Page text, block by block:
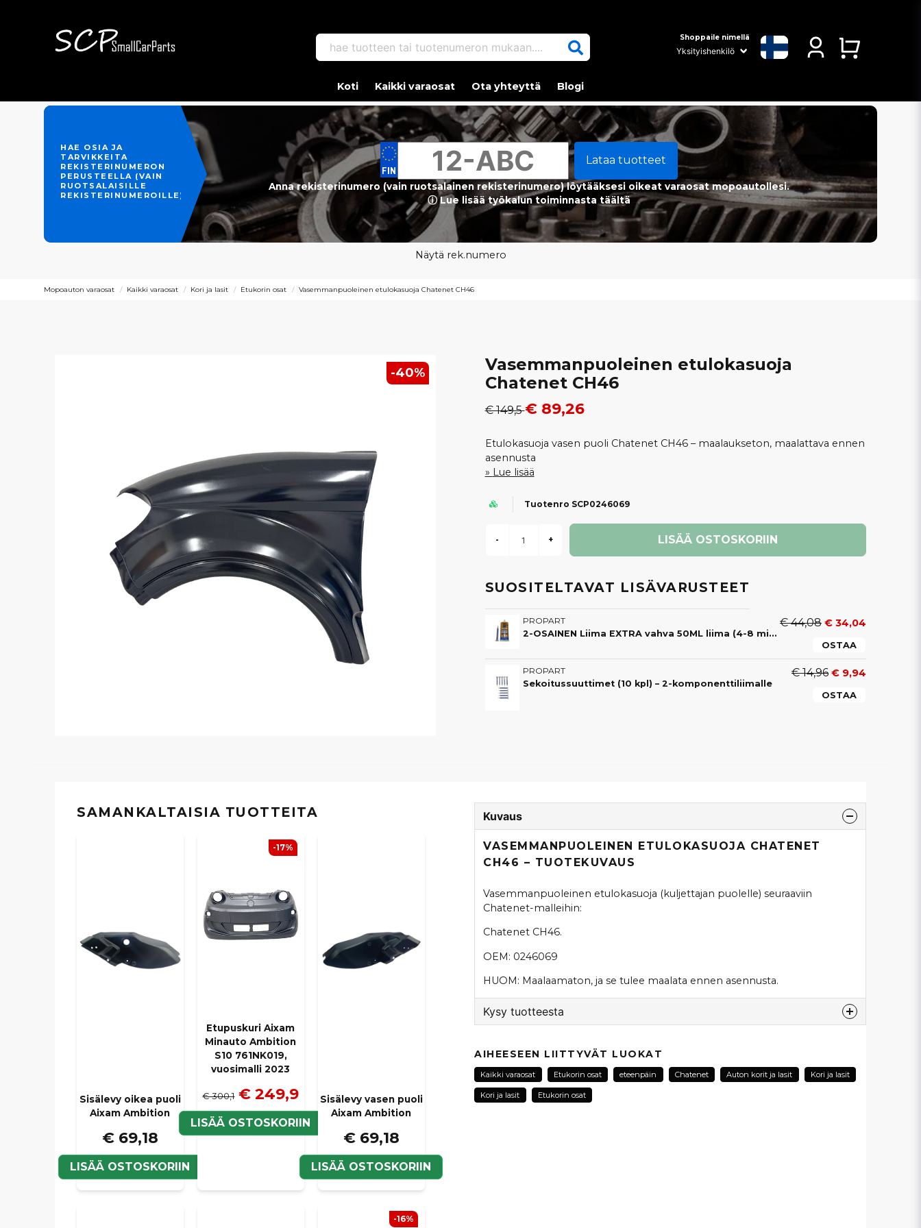
hae tuotteen tai tuotenumeron mukaan.... Shoppaile nimellä
Koti Kaikki varaosat Ota yhteyttä Blogi
HAE OSIA JA
TARVIKKEITA
REKISTERINUMERON
PERUSTEELLA (VAIN
RUOTSALAISILLE
REKISTERINUMEROILLE)
Lataa tuotteet
Anna rekisterinumero (vain ruotsalainen rekisterinumero) löytääksesi oikeat varaosat mopoautollesi.
ⓘ Lue lisää työkalun toiminnasta täältä
Näytä rek.numero
Mopoauton varaosat Kaikki varaosat Kori ja lasit Etukorin osat Vasemmanpuoleinen etulokasuoja Chatenet CH46
-40%
Vasemmanpuoleinen etulokasuoja
Chatenet CH46
€ 149,5€ 89,26
Etulokasuoja vasen puoli Chatenet CH46 – maalaukseton, maalattava ennen
asennusta
Lue lisää
Tuotenro SCP0246069
- + LISÄÄ OSTOSKORIIN
SUOSITELTAVAT LISÄVARUSTEET
PROPART
2-OSAINEN Liima EXTRA vahva 50ML liima (4-8 min)
€ 44,08 € 34,04
OSTAA
PROPART
Sekoitussuuttimet (10 kpl) – 2-komponenttiliimalle
€ 14,96 € 9,94
OSTAA
SAMANKALTAISIA ​​TUOTTEITA
Sisälevy oikea puoli
Aixam Ambition
€ 69,18
LISÄÄ OSTOSKORIIN
Etupuskuri Aixam
Minauto Ambition
S10 761NK019,
vuosimalli 2023
€ 300,1 € 249,9
LISÄÄ OSTOSKORIIN
-17%
Sisälevy vasen puoli
Aixam Ambition
€ 69,18
LISÄÄ OSTOSKORIIN
-16%
Kuvaus
VASEMMANPUOLEINEN ETULOKASUOJA CHATENET
CH46 – TUOTEKUVAUS
Vasemmanpuoleinen etulokasuoja (kuljettajan puolelle) seuraaviin
Chatenet-malleihin:
Chatenet CH46.
OEM: 0246069
HUOM: Maalaamaton, ja se tulee maalata ennen asennusta.
Kysy tuotteesta
Kysy meiltä tästä tuotteesta...
AIHEESEEN LIITTYVÄT LUOKAT
Kaikki varaosat Etukorin osat eteenpäin Chatenet Auton korit ja lasit Kori ja lasit
Kori ja lasit Etukorin osat